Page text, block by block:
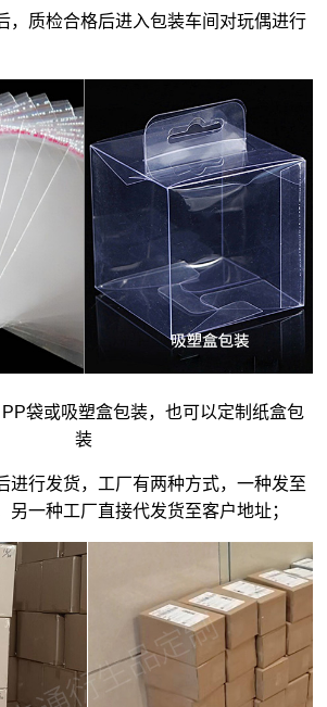
，质检合格后进入包装车间对玩偶进行
袋或吸塑盒包装，也可以定制纸盒包
装
进行发货，工厂有两种方式，一种发至
另一种工厂直接代发货至客户地址；